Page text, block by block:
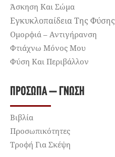
Άσκηση Και Σώμα
Εγκυκλοπαίδεια Της Φύσης
Ομορφιά – Αντιγήρανση
Φτιάχνω Μόνος Μου
Φύση Και Περιβάλλον
ΠΡΌΣΩΠΑ – ΓΝΏΣΗ
Βιβλία
Προσωπικότητες
Τροφή Για Σκέψη